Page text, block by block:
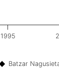
Batzar
1995